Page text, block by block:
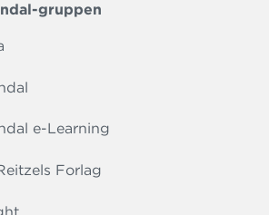
gruppen
e-Learning
Forlag